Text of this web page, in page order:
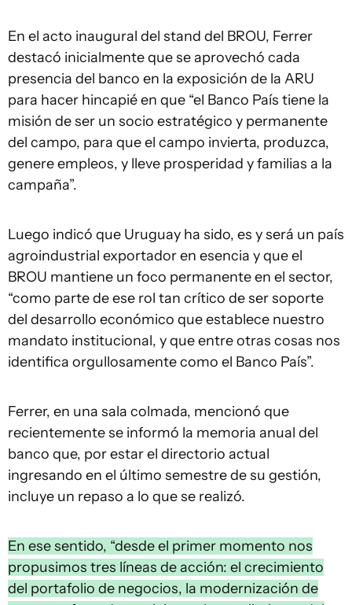
En el acto inaugural del stand del BROU, Ferrer
destacó inicialmente que se aprovechó cada
presencia del banco en la exposición de la ARU
para hacer hincapié en que “el Banco País tiene la
misión de ser un socio estratégico y permanente
del campo, para que el campo invierta, produzca,
genere empleos, y lleve prosperidad y familias a la
campaña”.
Luego indicó que Uruguay ha sido, es y será un país
agroindustrial exportador en esencia y que el
BROU mantiene un foco permanente en el sector,
“como parte de ese rol tan crítico de ser soporte
del desarrollo económico que establece nuestro
mandato institucional, y que entre otras cosas nos
identifica orgullosamente como el Banco País”.
Ferrer, en una sala colmada, mencionó que
recientemente se informó la memoria anual del
banco que, por estar el directorio actual
ingresando en el último semestre de su gestión,
incluye un repaso a lo que se realizó.
En ese sentido, “desde el primer momento nos
propusimos tres líneas de acción: el crecimiento
del portafolio de negocios, la modernización de